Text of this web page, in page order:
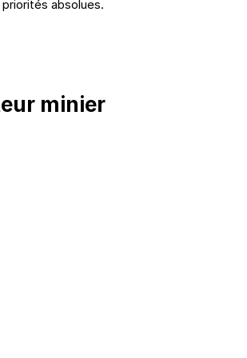
absolues.
minier